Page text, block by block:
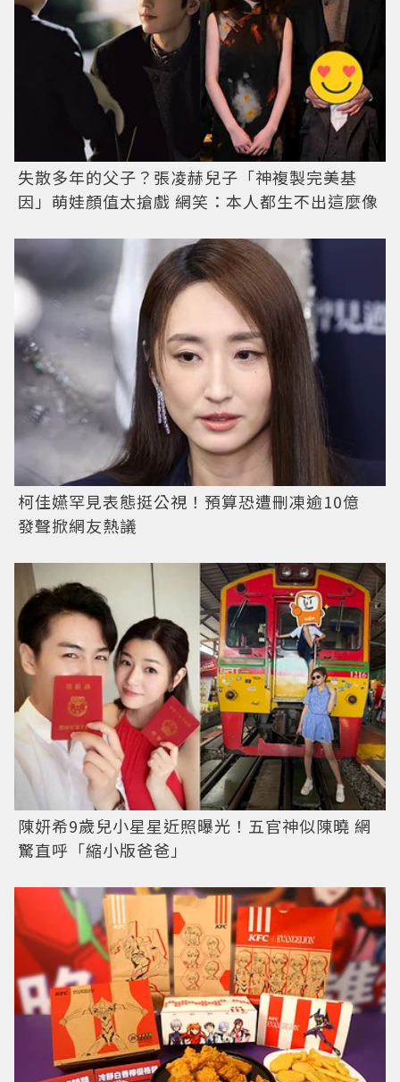
失散多年的父子？張凌赫兒子「神複製完美基
因」萌娃顏值太搶戲 網笑：本人都生不出這麼像
柯佳嬿罕見表態挺公視！預算恐遭刪凍逾10億
發聲掀網友熱議
陳妍希9歲兒小星星近照曝光！五官神似陳曉 網
驚直呼「縮小版爸爸」